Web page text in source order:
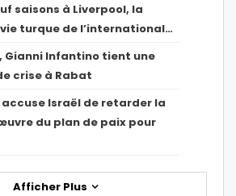
saisons à Liverpool, la
turque de l’international…
Gianni Infantino tient une
crise à Rabat
accuse Israël de retarder la
du plan de paix pour
Afficher Plus